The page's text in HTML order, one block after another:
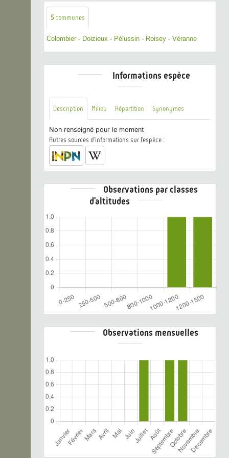
5communes
Colombier- Doizieux - Pélussin - Roisey - Véranne
Informations espèce
Description Milieu Répartition Synonymes
Non renseigné pour le moment
Autres sources d'informations sur l'espèce :
Observations par classes
d'altitudes
Observations mensuelles